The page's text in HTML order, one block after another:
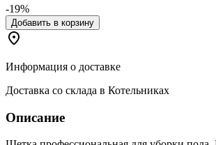
-19%
Добавить в корзину
Информация о доставке
Доставка со склада в Котельниках
Описание